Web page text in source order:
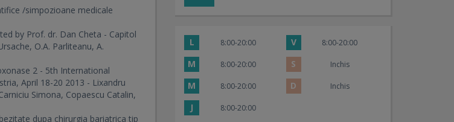
/simpozioane medicale
by Prof. dr. Dan Cheta - Capitol
O.A. Parliteanu, A.
2 - 5th International
April 18-20 2013 - Lixandru
Simona, Copaescu Catalin,
dupa chirurgia bariatrica tip
L 8:00-20:00 V 8:00-20:00
M 8:00-20:00 S Inchis
M 8:00-20:00 D Inchis
J 8:00-20:00